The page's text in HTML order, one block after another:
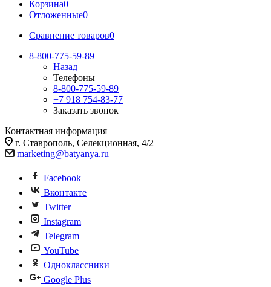
Корзина0
Отложенные0
Сравнение товаров0
8-800-775-59-89
Назад
Телефоны
8-800-775-59-89
+7 918 754-83-77
Заказать звонок
Контактная информация
г. Ставрополь, Селекционная, 4/2
marketing@batyanya.ru
Facebook
Вконтакте
Twitter
Instagram
Telegram
YouTube
Одноклассники
Google Plus